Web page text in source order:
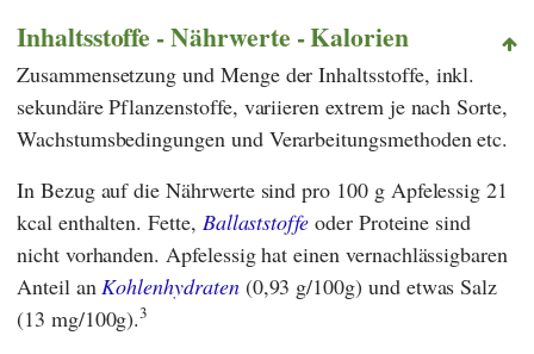
Inhaltsstoffe - Nährwerte - Kalorien
Zusammensetzung und Menge der Inhaltsstoffe, inkl.
sekundäre Pflanzenstoffe, variieren extrem je nach Sorte,
Wachstumsbedingungen und Verarbeitungsmethoden etc.
In Bezug auf die Nährwerte sind pro 100 g Apfelessig 21
kcal enthalten. Fette, Ballaststoffe oder Proteine sind
nicht vorhanden. Apfelessig hat einen vernachlässigbaren
Anteil anKohlenhydraten(0,93 g/100g) und etwas Salz
(13 mg/100g).3